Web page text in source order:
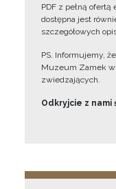
PDF z pełną
dostępna jest
szczegółowych
PS. Informujemy,
Muzeum Zamek
zwiedzających.
Odkryjcie z nami